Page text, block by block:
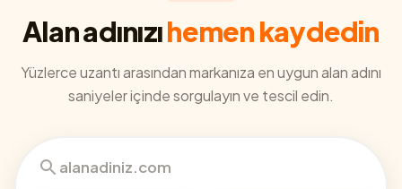
Alan adınızıhemen kaydedin
Yüzlerce uzantı arasından markanıza en uygun alan adını
saniyeler içinde sorgulayın ve tescil edin.